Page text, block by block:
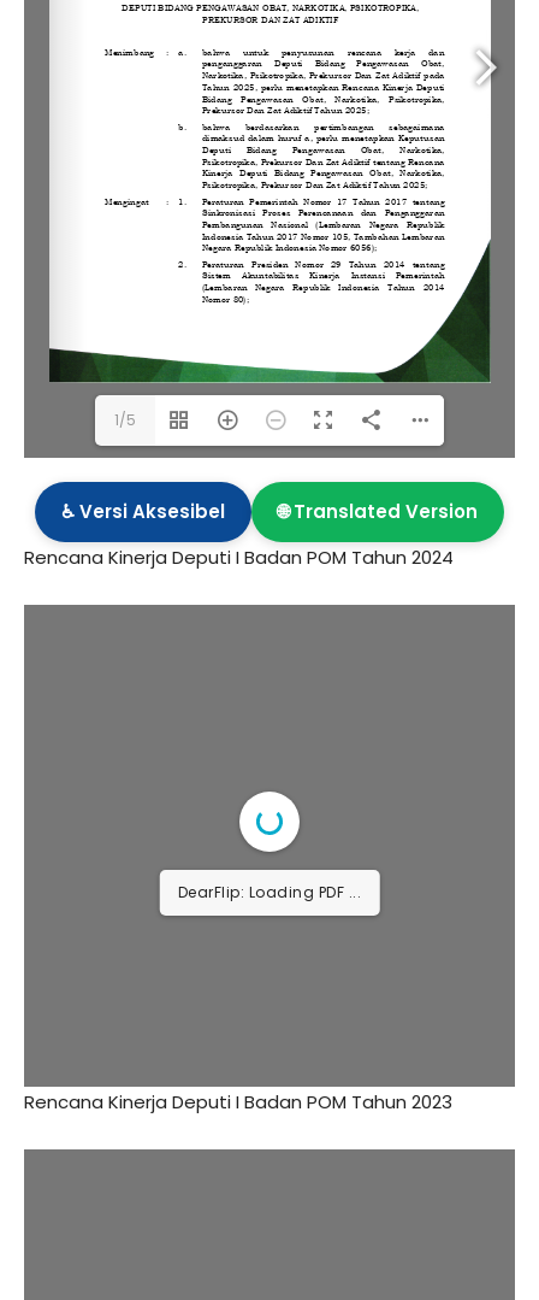
1/5
♿ Versi Aksesibel
🌐 Translated Version
Rencana Kinerja Deputi I Badan POM Tahun 2024
DearFlip: Loading PDF ...
Rencana Kinerja Deputi I Badan POM Tahun 2023